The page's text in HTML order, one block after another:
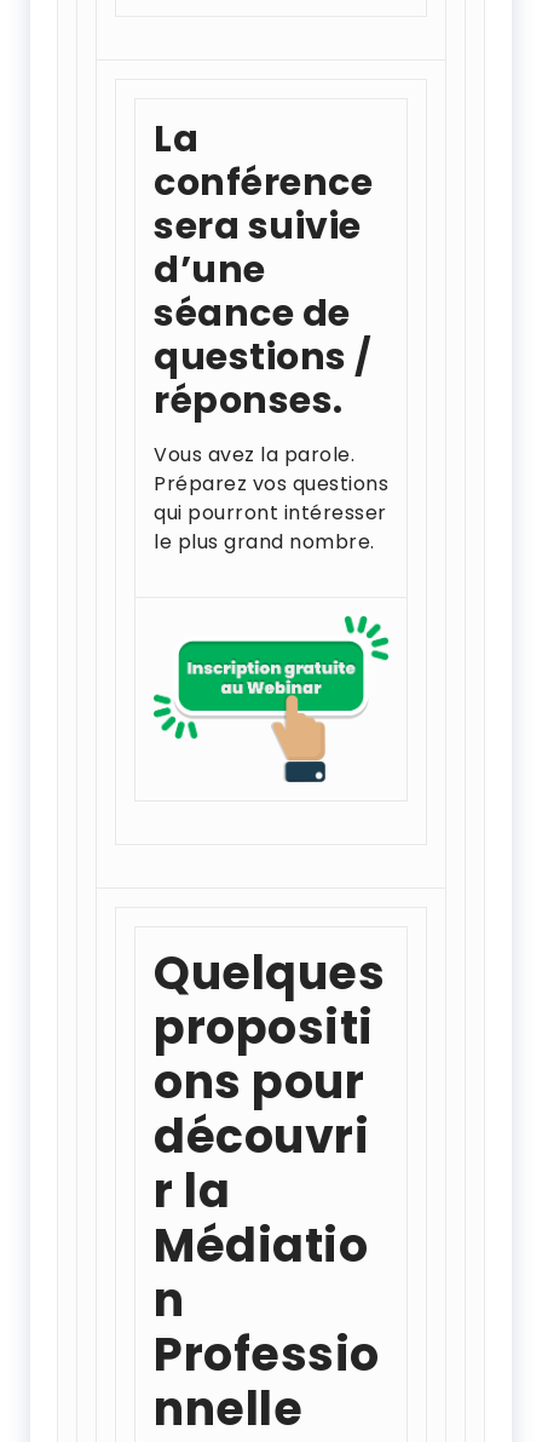
La
conférence
sera suivie
d’une
séance de
questions /
réponses.
Vous avez la parole.
Préparez vos questions
qui pourront intéresser
le plus grand nombre.
Quelques
propositi
ons pour
découvri
r la
Médiatio
n
Professio
nnelle